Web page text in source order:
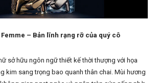
– Bản lĩnh rạng rỡ của quý cô
sở hữu ngôn ngữ thiết kế thời thượng với họa
kim sang trọng bao quanh thân chai. Mùi hương